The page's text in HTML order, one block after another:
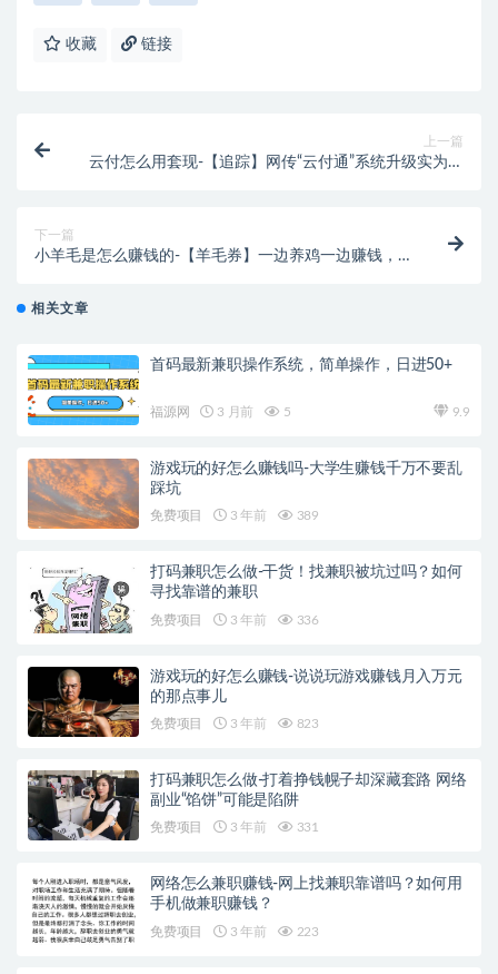
收藏 链接
上一篇
云付怎么用套现-【追踪】网传“云付通”系统升级实为资
下一篇
小羊毛是怎么赚钱的-【羊毛券】一边养鸡一边赚钱，
相关文章
首码最新兼职操作系统，简单操作，日进50+
福源网 3 月前 5 9.9
游戏玩的好怎么赚钱吗-大学生赚钱千万不要乱
踩坑
免费项目 3 年前 389
打码兼职怎么做-干货！找兼职被坑过吗？如何
寻找靠谱的兼职
免费项目 3 年前 336
游戏玩的好怎么赚钱-说说玩游戏赚钱月入万元
的那点事儿
免费项目 3 年前 823
打码兼职怎么做-打着挣钱幌子却深藏套路 网络
副业“馅饼”可能是陷阱
免费项目 3 年前 331
网络怎么兼职赚钱-网上找兼职靠谱吗？如何用
手机做兼职赚钱？
免费项目 3 年前 223